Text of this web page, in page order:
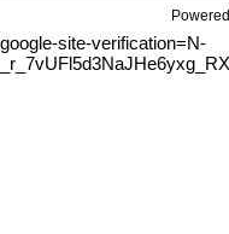
google-site-verification=N-